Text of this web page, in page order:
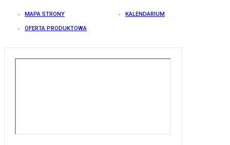
MAPA STRONY KALENDARIUM
OFERTA PRODUKTOWA